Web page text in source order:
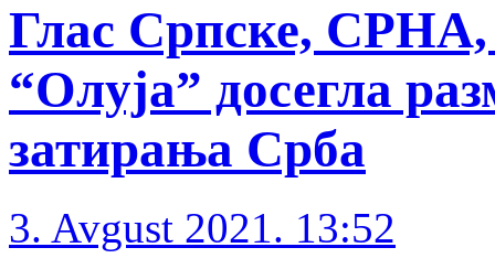
Глас Српске, СРНА,
“Олуја” досегла
затирања Срба
3. Avgust 2021. 13:52